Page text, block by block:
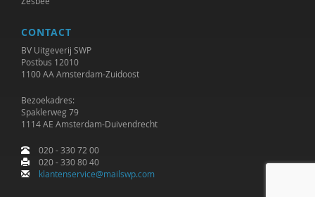
CONTACT
BV Uitgeverij SWP
Postbus 12010
1100 AA Amsterdam-Zuidoost
Bezoekadres:
Spaklerweg 79
1114 AE Amsterdam-Duivendrecht
020 - 330 72 00
020 - 330 80 40
klantenservice@mailswp.com